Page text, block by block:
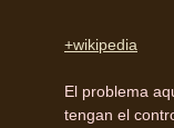
+wikipedia
El problema
tengan el